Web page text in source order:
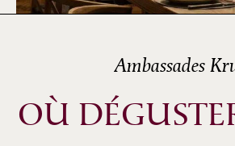
Ambassades
OÙ